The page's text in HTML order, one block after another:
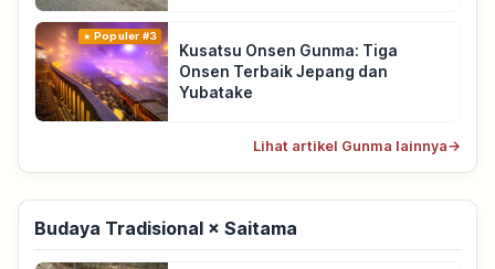
Populer #3
Kusatsu Onsen Gunma: Tiga
Onsen Terbaik Jepang dan
Yubatake
Lihat artikel Gunma lainnya→
Budaya Tradisional × Saitama